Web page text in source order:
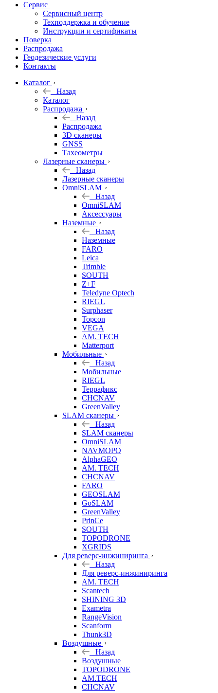
Софт
Георадары
Акции
Гидрография
Подбор
оборудования
по задачам
Архив
Геодезическое
оборудование
Сервис
Сервисный центр
Техподдержка и обучение
Инструкции и сертификаты
Поверка
Распродажа
Геодезические услуги
Контакты
Каталог
Назад
Каталог
Распродажа
Назад
Распродажа
3D сканеры
GNSS
Тахеометры
Лазерные сканеры
Назад
Лазерные сканеры
OmniSLAM
Назад
OmniSLAM
Аксессуары
Наземные
Назад
Наземные
FARO
Leica
Trimble
SOUTH
Z+F
Teledyne Optech
RIEGL
Surphaser
Topcon
VEGA
AM. TECH
Matterport
Мобильные
Назад
Мобильные
RIEGL
Террафикс
CHCNAV
GreenValley
SLAM сканеры
Назад
SLAM сканеры
OmniSLAM
NAVMOPO
AlphaGEO
AM. TECH
CHCNAV
FARO
GEOSLAM
GoSLAM
GreenValley
PrinCe
SOUTH
TOPODRONE
XGRIDS
Для реверс-инжиниринга
Назад
Для реверс-инжиниринга
AM. TECH
Scantech
SHINING 3D
Exametra
RangeVision
Scanform
Thunk3D
Воздушные
Назад
Воздушные
TOPODRONE
AM.TECH
CHCNAV